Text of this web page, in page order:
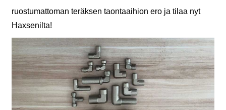
ruostumattoman teräksen taontaaihion ero ja tilaa nyt
Haxsenilta!